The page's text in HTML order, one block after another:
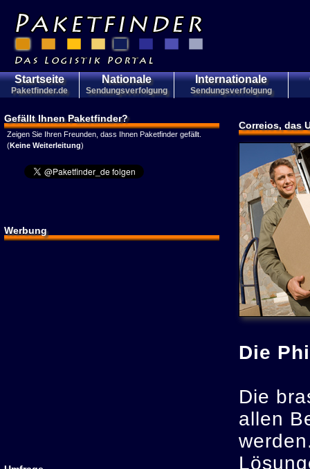
Startseite
Paketfinder.de
Nationale
Sendungsverfolgung
Internationale
Sendungsverfolgung
Gefällt Ihnen Paketfinder?
Zeigen Sie Ihren Freunden, dass Ihnen Paketfinder gefällt.
(Keine Weiterleitung)
Werbung
Correios, das
Die
Die
allen